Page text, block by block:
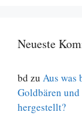
Neueste
bd zu Aus was
Goldbären
hergestellt?